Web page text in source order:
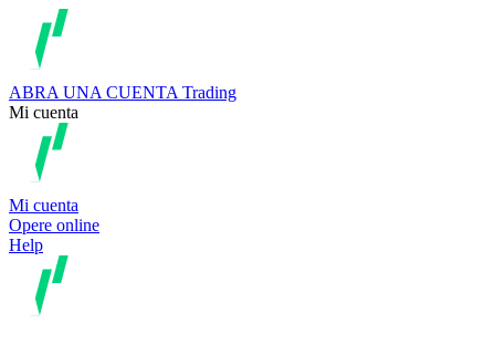
ABRA UNA CUENTA Trading
Mi cuenta
Mi cuenta
Opere online
Help